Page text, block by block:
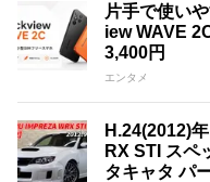
片手で使い
iew WAVE
3,400円
エンタメ
H.24(2012)
RX STI スペ
タキャタ パ